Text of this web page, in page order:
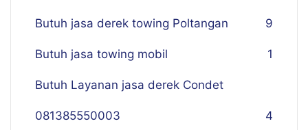
Butuh jasa derek towing Poltangan 9
Butuh jasa towing mobil 1
Butuh Layanan jasa derek Condet
081385550003 4